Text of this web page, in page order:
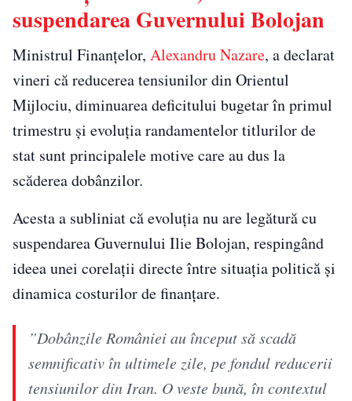
suspendarea Guvernului Bolojan
Ministrul Finanțelor, Alexandru Nazare, a declarat
vineri că reducerea tensiunilor din Orientul
Mijlociu, diminuarea deficitului bugetar în primul
trimestru și evoluția randamentelor titlurilor de
stat sunt principalele motive care au dus la
scăderea dobânzilor.
Acesta a subliniat că evoluția nu are legătură cu
suspendarea Guvernului Ilie Bolojan, respingând
ideea unei corelații directe între situația politică și
dinamica costurilor de finanțare.
”Dobânzile României au început să scadă
semnificativ în ultimele zile, pe fondul reducerii
tensiunilor din Iran. O veste bună, în contextul